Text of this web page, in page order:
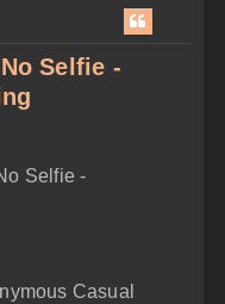
Selfie -
Selfie -
Casual